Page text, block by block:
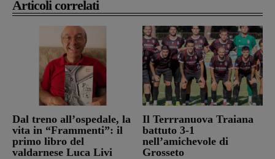
Articoli correlati
Dal treno all’ospedale, la
vita in “Frammenti”: il
primo libro del
valdarnese Luca Livi
Il Terrranuova Traiana
battuto 3-1
nell’amichevole di
Grosseto